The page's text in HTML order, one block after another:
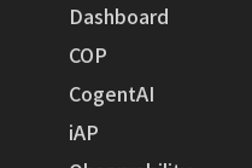
Dashboard
COP
CogentAI
iAP